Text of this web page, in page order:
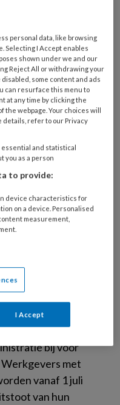
te vullen?
EN REGELGEVING
verplicht
te
bij voor
met
vanaf 1 juli
van hun
personal data, like browsing
Selecting I Accept enables
shown under we and our
Reject All or withdrawing your
some content and ads
can resurface this menu to
at any time by clicking the
the webpage. Your choices will
details, refer to our Privacy
essential and statistical
you as a person
to provide:
device characteristics for
on a device. Personalised
measurement,
I Accept